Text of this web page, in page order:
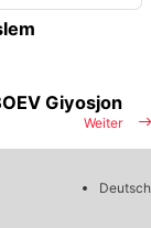
Weiter
Giyosjon
Deutsch